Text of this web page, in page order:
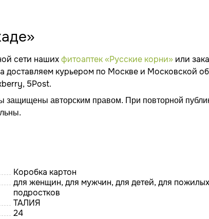
сети нашихфитоаптек «Русские корни» или
доставляем курьером по Москве и Московской
5Post.
авторским правом. При повторной
Коробка картон
для женщин, для мужчин, для детей, для
подростков
ТАЛИЯ
24